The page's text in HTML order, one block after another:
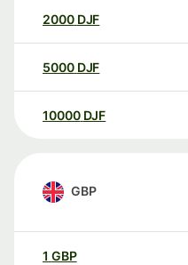
2000 DJF
5000 DJF
10000 DJF
GBP
1 GBP